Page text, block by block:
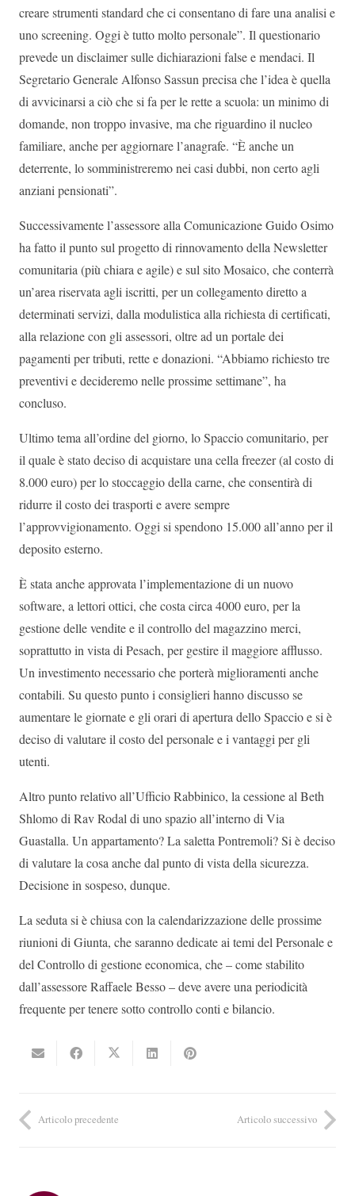
creare strumenti standard che ci consentano di fare una analisi e
uno screening. Oggi è tutto molto personale”. Il questionario
prevede un disclaimer sulle dichiarazioni false e mendaci. Il
Segretario Generale Alfonso Sassun precisa che l’idea è quella
di avvicinarsi a ciò che si fa per le rette a scuola: un minimo di
domande, non troppo invasive, ma che riguardino il nucleo
familiare, anche per aggiornare l’anagrafe. “È anche un
deterrente, lo somministreremo nei casi dubbi, non certo agli
anziani pensionati”.
Successivamente l’assessore alla Comunicazione Guido Osimo
ha fatto il punto sul progetto di rinnovamento della Newsletter
comunitaria (più chiara e agile) e sul sito Mosaico, che conterrà
un’area riservata agli iscritti, per un collegamento diretto a
determinati servizi, dalla modulistica alla richiesta di certificati,
alla relazione con gli assessori, oltre ad un portale dei
pagamenti per tributi, rette e donazioni. “Abbiamo richiesto tre
preventivi e decideremo nelle prossime settimane”, ha
concluso.
Ultimo tema all’ordine del giorno, lo Spaccio comunitario, per
il quale è stato deciso di acquistare una cella freezer (al costo di
8.000 euro) per lo stoccaggio della carne, che consentirà di
ridurre il costo dei trasporti e avere sempre
l’approvvigionamento. Oggi si spendono 15.000 all’anno per il
deposito esterno.
È stata anche approvata l’implementazione di un nuovo
software, a lettori ottici, che costa circa 4000 euro, per la
gestione delle vendite e il controllo del magazzino merci,
soprattutto in vista di Pesach, per gestire il maggiore afflusso.
Un investimento necessario che porterà miglioramenti anche
contabili. Su questo punto i consiglieri hanno discusso se
aumentare le giornate e gli orari di apertura dello Spaccio e si è
deciso di valutare il costo del personale e i vantaggi per gli
utenti.
Altro punto relativo all’Ufficio Rabbinico, la cessione al Beth
Shlomo di Rav Rodal di uno spazio all’interno di Via
Guastalla. Un appartamento? La saletta Pontremoli? Si è deciso
di valutare la cosa anche dal punto di vista della sicurezza.
Decisione in sospeso, dunque.
La seduta si è chiusa con la calendarizzazione delle prossime
riunioni di Giunta, che saranno dedicate ai temi del Personale e
del Controllo di gestione economica, che – come stabilito
dall’assessore Raffaele Besso – deve avere una periodicità
frequente per tenere sotto controllo conti e bilancio.
Articolo precedente Articolo successivo